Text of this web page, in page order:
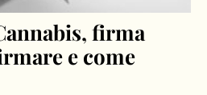
firma
e come